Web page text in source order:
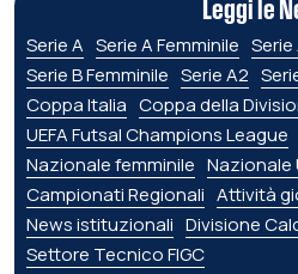
Leggi le
Serie A Serie A Femminile Serie
Serie B Femminile Serie A2
Coppa Italia Coppa della
UEFA Futsal Champions League
Nazionale femminile Nazionale
Campionati Regionali Attività
News istituzionali Divisione
Settore Tecnico FIGC